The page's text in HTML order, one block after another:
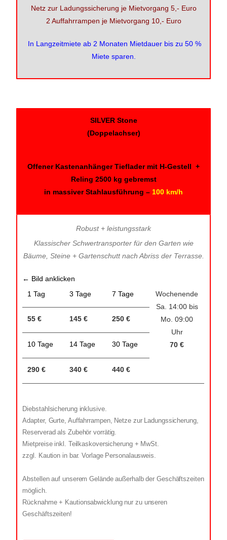
Netz zur Ladungssicherung je Mietvorgang 5,- Euro
2 Auffahrrampen je Mietvorgang 10,- Euro
In Langzeitmiete ab 2 Monaten Mietdauer bis zu 50 %
Miete sparen.
SILVER Stone
(Doppelachser)
Offener Kastenanhänger Tieflader mit H-Gestell +
Reling 2500 kg gebremst
in massiver Stahlausführung – 100 km/h
Robust + leistungsstark
Klassischer Schwertransporter für den Garten wie
Bäume, Steine + Gartenschutt nach Abriss der Terrasse.
← Bild anklicken
1 Tag
3 Tage 7 Tage
Wochenende
Sa. 14:00 bis
Mo. 09:00
Uhr
70 €
55 € 145 € 250 €
10 Tage 14 Tage 30 Tage
290 € 340 € 440 €
Diebstahlsicherung inklusive.
Adapter, Gurte, Auffahrrampen, Netze zur Ladungssicherung,
Reserverad als Zubehör vorrätig.
Mietpreise inkl. Teilkaskoversicherung + MwSt.
zzgl. Kaution in bar. Vorlage Personalausweis.
Abstellen auf unserem Gelände außerhalb der Geschäftszeiten
möglich.
Rücknahme + Kautionsabwicklung nur zu unseren
Geschäftszeiten!